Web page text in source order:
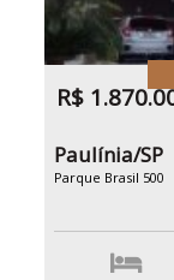
R$
Paulínia/SP
Parque Brasil 500